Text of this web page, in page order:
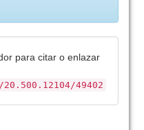
para citar o enlazar
49402